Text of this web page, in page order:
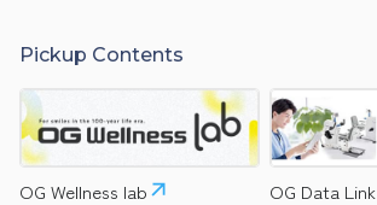
Pickup Contents
OG Wellness lab OG Data Link